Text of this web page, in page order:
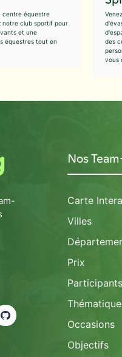
centre équestre
notre club sportif pour
et une
équestres tout en
des
vous
Nos
Carte
Villes
Prix
Participants
Occasions
Objectifs